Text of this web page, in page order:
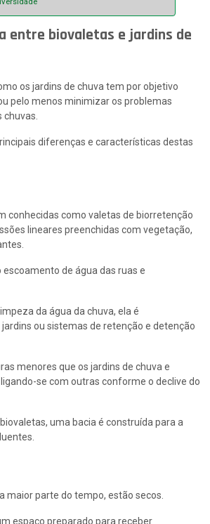
entre biovaletas e jardins de
os jardins de chuva tem por objetivo
pelo menos minimizar os problemas
chuvas.
diferenças e características destas
conhecidas como valetas de biorretenção
lineares preenchidas com vegetação,
de água das ruas e
da água da chuva, ela é
ou sistemas de retenção e detenção
menores que os jardins de chuva e
se com outras conforme o declive do
uma bacia é construída para a
maior parte do tempo, estão secos.
espaço preparado para receber